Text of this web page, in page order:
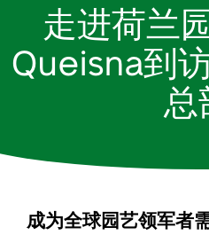
走进荷兰
Queisna到
总
成为全球园艺领军者